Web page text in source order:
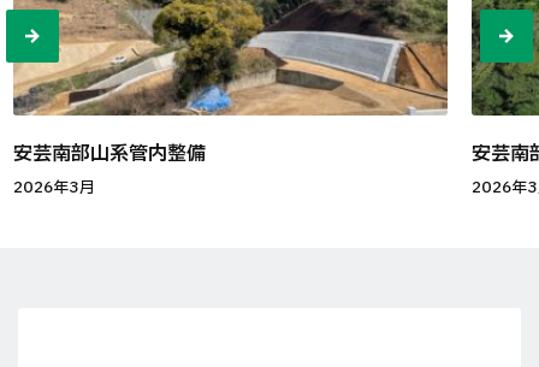
安芸南部山系管内整備
2026年3月
安芸南
2026年